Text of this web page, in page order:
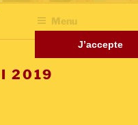
J’accepte
Menu
2019